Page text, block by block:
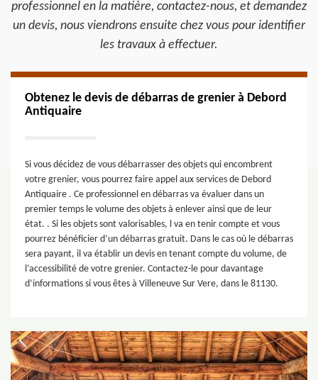
professionnel en la matière, contactez-nous, et demandez
un devis, nous viendrons ensuite chez vous pour identifier
les travaux à effectuer.
Obtenez le devis de débarras de grenier à Debord
Antiquaire
Si vous décidez de vous débarrasser des objets qui encombrent
votre grenier, vous pourrez faire appel aux services de Debord
Antiquaire . Ce professionnel en débarras va évaluer dans un
premier temps le volume des objets à enlever ainsi que de leur
état. . Si les objets sont valorisables, l va en tenir compte et vous
pourrez bénéficier d’un débarras gratuit. Dans le cas où le débarras
sera payant, il va établir un devis en tenant compte du volume, de
l’accessibilité de votre grenier. Contactez-le pour davantage
d’informations si vous êtes à Villeneuve Sur Vere, dans le 81130.